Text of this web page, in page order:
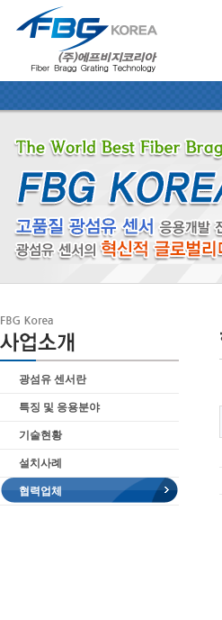
광섬유 센서란
특징 및 응용분야
기술현황
설치사례
협력업체